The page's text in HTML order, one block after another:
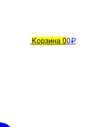
Корзина 00₽